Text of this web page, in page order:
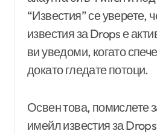
“Известия” се уверете,
известия за Drops е
ви уведоми, когато
докато гледате потоци.
Освен това, помислете
имейл известия за